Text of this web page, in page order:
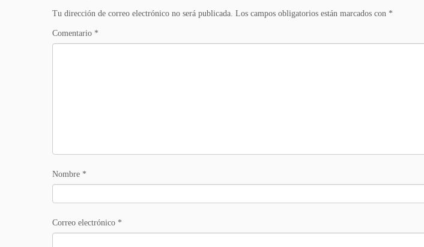
Tu dirección de correo electrónico no será publicada. Los campos obligatorios están marcados con *
Comentario *
Nombre *
Correo electrónico *